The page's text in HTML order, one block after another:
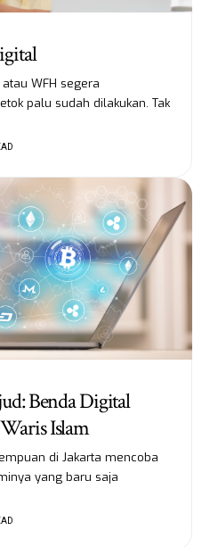
WFH segera
palu sudah dilakukan. Tak
Benda Digital
Islam
di Jakarta mencoba
yang baru saja